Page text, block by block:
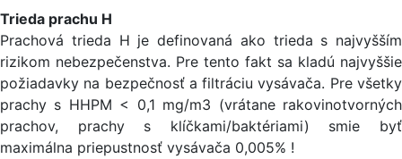
Trieda prachu H
Prachová trieda H je definovaná ako trieda s najvyšším
rizikom nebezpečenstva. Pre tento fakt sa kladú najvyššie
požiadavky na bezpečnosť a filtráciu vysávača. Pre všetky
prachy s HHPM < 0,1 mg/m3 (vrátane rakovinotvorných
prachov, prachy s klíčkami/baktériami) smie byť
maximálna priepustnosť vysávača 0,005% !